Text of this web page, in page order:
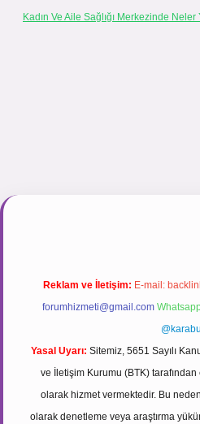
Kadın Ve Aile Sağlığı Merkezinde Neler
Reklam ve İletişim: E-mail:
forumhizmeti@gmail.com
@karabul
Yasal Uyarı: Sitemiz, 5651 Sayılı
ve İletişim Kurumu (BTK) tarafından
olarak hizmet vermektedir. Bu
olarak denetleme veya araştırma